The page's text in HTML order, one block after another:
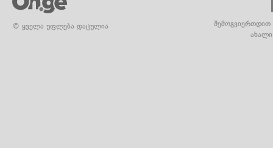
© ყველა უფლება დაცულია
შემოგვიერთდით
ახალი